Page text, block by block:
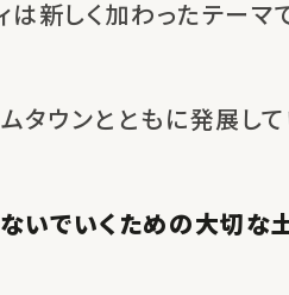
は新しく加わったテーマ
タウンとともに発展し
いでいくための大切な